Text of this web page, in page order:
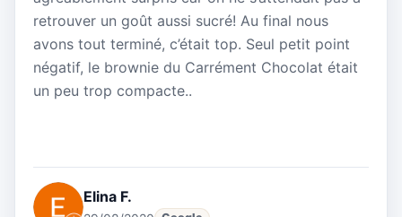
retrouver un goût aussi sucré! Au final nous
avons tout terminé, c’était top. Seul petit point
négatif, le brownie du Carrément Chocolat était
un peu trop compacte..
Elina F.